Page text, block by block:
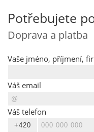
Potřebujete
Doprava a platba
Vaše jméno, příjmení,
Váš email
Váš telefon